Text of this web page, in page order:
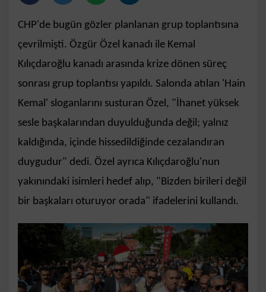
CHP'de bugün gözler planlanan grup toplantısına
çevrilmişti. Özgür Özel kanadı ile Kemal
Kılıçdaroğlu kanadı arasında krize dönen süreç
sonrası grup toplantısı yapıldı. Salonda atılan 'Hain
Kemal' sloganlarını susturan Özel, "İhanet yüksek
sesle başkalarından duyulduğunda değil; yalnız
kaldığında, içinde hissedildiğinde cezalandıran
duygudur" dedi. Özel ayrıca Kılıçdaroğlu'nun
yakınındaki isimleri hedef alıp, "Bizden birileri değil
bir başkaları oturuyor orada" ifadelerini kullandı.